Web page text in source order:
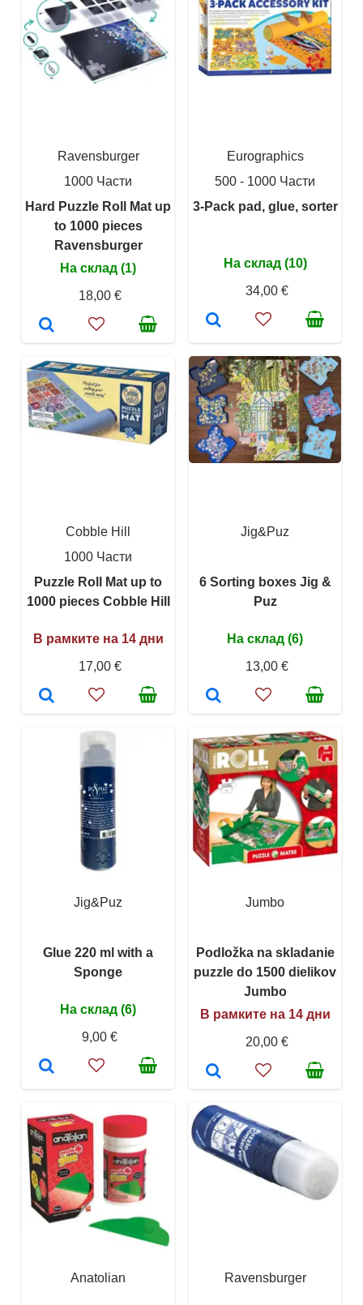
Ravensburger
1000 Части
Hard Puzzle Roll Mat up
to 1000 pieces
Ravensburger
На склад (1)
18,00 €
Eurographics
500 - 1000 Части
3-Pack pad, glue, sorter
На склад (10)
34,00 €
Cobble Hill
1000 Части
Puzzle Roll Mat up to
1000 pieces Cobble Hill
В рамките на 14 дни
17,00 €
Jig&Puz
6 Sorting boxes Jig &
Puz
На склад (6)
13,00 €
Jig&Puz
Glue 220 ml with a
Sponge
На склад (6)
9,00 €
Jumbo
Podložka na skladanie
puzzle do 1500 dielikov
Jumbo
В рамките на 14 дни
20,00 €
Anatolian Ravensburger